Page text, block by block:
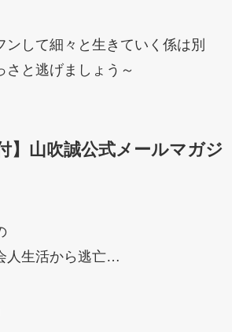
ンして細々と生きていく係は別
さと逃げましょう～
】山吹誠公式メールマガジ
人生活から逃亡…